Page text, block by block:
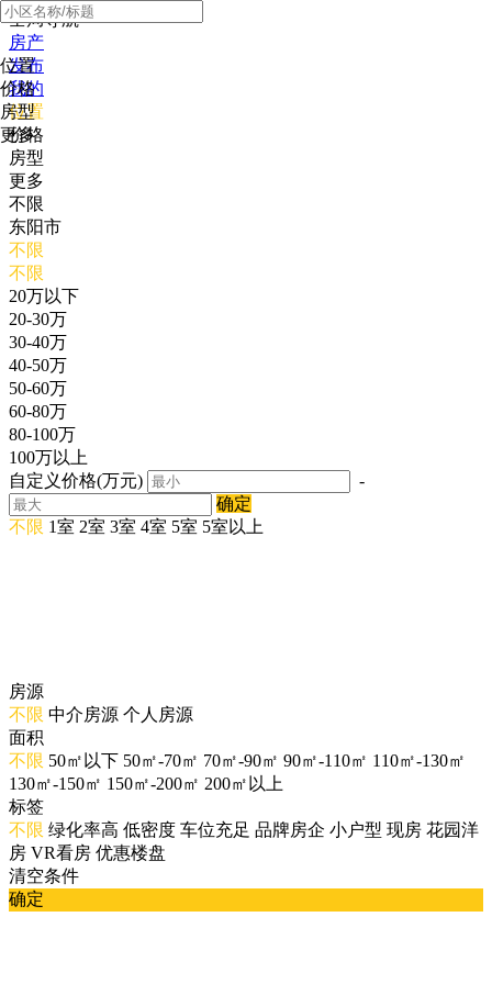
全局导航
房产
发布
我的
位置
价格
房型
更多
位置
价格
房型
更多
不限
东阳市
不限
不限
20万以下
20-30万
30-40万
40-50万
50-60万
60-80万
80-100万
100万以上
自定义价格(万元)
-
确定
不限 1室 2室 3室 4室 5室 5室以上
房源
不限 中介房源 个人房源
面积
不限 50㎡以下 50㎡-70㎡ 70㎡-90㎡ 90㎡-110㎡ 110㎡-130㎡
130㎡-150㎡ 150㎡-200㎡ 200㎡以上
标签
不限 绿化率高 低密度 车位充足 品牌房企 小户型 现房 花园洋
房 VR看房 优惠楼盘
清空条件
确定